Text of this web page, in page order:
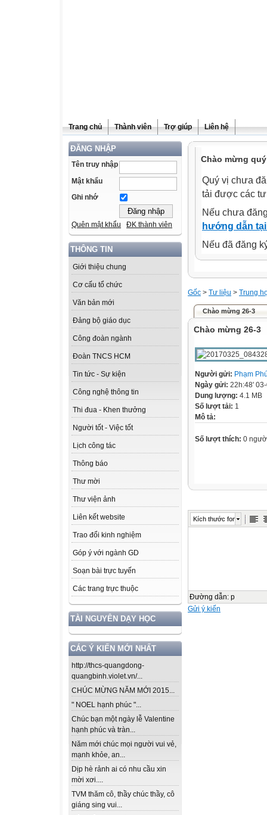
Trang chủ Thành viên Trợ giúp Liên hệ
ĐĂNG NHẬP
Tên truy nhập
Mật khẩu
Ghi nhớ
Quên mật khẩu ĐK thành viên
THÔNG TIN
Giới thiệu chung
Cơ cấu tổ chức
Văn bản mới
Đảng bộ giáo dục
Công đoàn ngành
Đoàn TNCS HCM
Tin tức - Sự kiện
Công nghệ thông tin
Thi đua - Khen thưởng
Người tốt - Việc tốt
Lịch công tác
Thông báo
Thư mời
Thư viện ảnh
Liên kết website
Trao đổi kinh nghiệm
Góp ý với ngành GD
Soạn bài trực tuyến
Các trang trực thuộc
TÀI NGUYÊN DẠY HỌC
CÁC Ý KIẾN MỚI NHẤT
http://thcs-quangdong-
quangbinh.violet.vn/...
CHÚC MỪNG NĂM MỚI 2015...
" NOEL hạnh phúc "...
Chúc bạn một ngày lễ Valentine
hạnh phúc và tràn...
Năm mới chúc mọi người vui vẻ,
mạnh khỏe, an...
Dịp hè rảnh ai có nhu cầu xin
mời xơi....
TVM thăm cô, thầy chúc thầy, cô
giáng sing vui...
Chào mừng
Quý vị chưa
tải được các
Nếu chưa
hướng dẫn
Nếu đã đăng
Gốc > Tư liệu > Trung
Chào mừng 26-3
Chào mừng 26-3
Người gửi: Phạm
Ngày gửi: 22h:48'
Dung lượng: 4.1 MB
Số lượt tải: 1
Mô tả:
Số lượt thích: 0
Kích thước font
Đường dẫn: p
Gửi ý kiến